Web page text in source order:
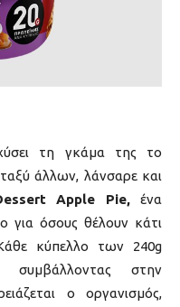
τη γκάμα της το
άλλων, λάνσαρε και
Apple Pie,ένα
για όσους θέλουν κάτι
κύπελλο των 240g
συμβάλλοντας στην
ο οργανισμός,